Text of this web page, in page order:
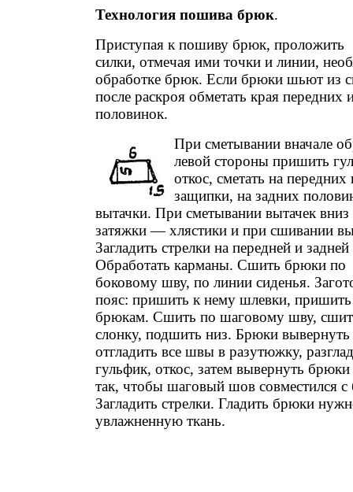
Технология пошива брюк.
Приступая к пошиву брюк, проложить
силки, отмечая ими точки и линии,
обработке брюк. Если брюки шьют из
после раскроя обметать края передних
половинок.
При сметывании вначале
левой стороны пришить
откос, сметать на
защипки, на задних
вытачки. При сметывании вытачек
затяжки — хлястики и при сшивании
Загладить стрелки на передней и
Обработать карманы. Сшить брюки по
боковому шву, по линии сиденья.
пояс: пришить к нему шлевки, пришить
брюкам. Сшить по шаговому шву,
слонку, подшить низ. Брюки вывернуть
отгладить все швы в разутюжку,
гульфик, откос, затем вывернуть
так, чтобы шаговый шов совместился
Загладить стрелки. Гладить брюки
увлажненную ткань.